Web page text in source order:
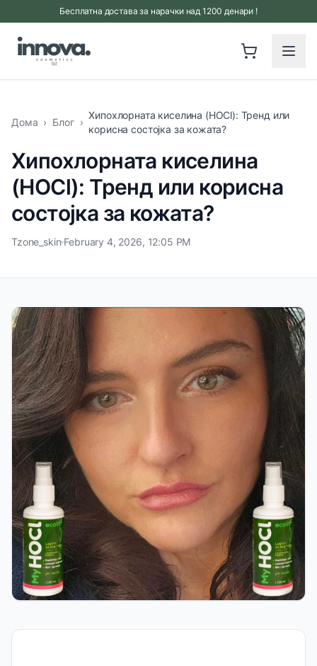
Прескокни на главна содржина
Бесплатна достава за нарачки над 1200 денари !
Дома › Блог ›
Хипохлорната киселина (HOCl): Тренд или
корисна состојка за кожата?
Хипохлорната киселина
(HOCl): Тренд или корисна
состојка за кожата?
Tzone_skin February 4, 2026, 12:05 PM